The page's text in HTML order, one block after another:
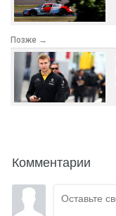
Позже →
Комментарии